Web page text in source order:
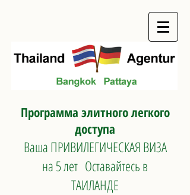
Программа элитного легкого
доступа
Ваша ПРИВИЛЕГИЧЕСКАЯ ВИЗА
на 5 лет Оставайтесь в
ТАИЛАНДЕ